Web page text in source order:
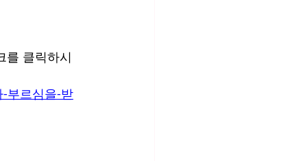
를 클릭하시
부르심을-받